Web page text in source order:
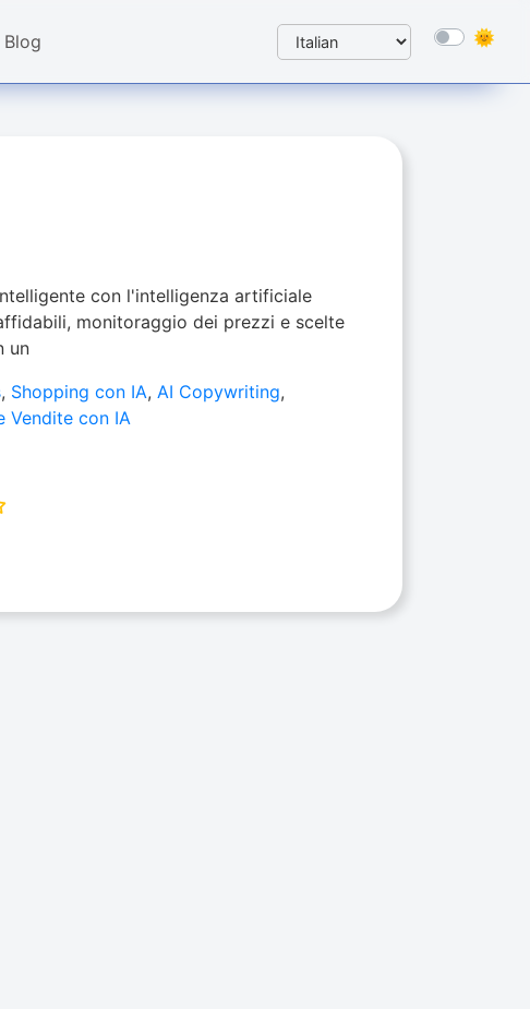
Blog
con l'intelligenza artificiale
monitoraggio dei prezzi e scelte
un
, Shopping con IA,AI Copywriting,
Vendite con IA